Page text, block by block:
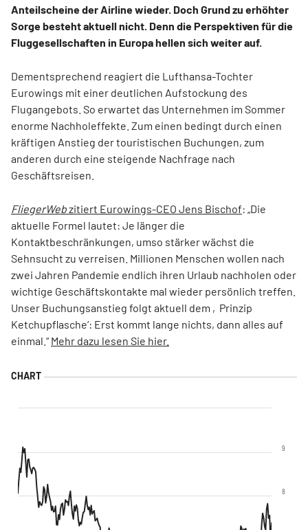
Anteilscheine der Airline wieder. Doch Grund zu erhöhter
Sorge besteht aktuell nicht. Denn die Perspektiven für die
Fluggesellschaften in Europa hellen sich weiter auf.
Dementsprechend reagiert die Lufthansa-Tochter
Eurowings mit einer deutlichen Aufstockung des
Flugangebots. So erwartet das Unternehmen im Sommer
enorme Nachholeffekte. Zum einen bedingt durch einen
kräftigen Anstieg der touristischen Buchungen, zum
anderen durch eine steigende Nachfrage nach
Geschäftsreisen.
FliegerWebzitiert Eurowings-CEO Jens Bischof: „Die
aktuelle Formel lautet: Je länger die
Kontaktbeschränkungen, umso stärker wächst die
Sehnsucht zu verreisen. Millionen Menschen wollen nach
zwei Jahren Pandemie endlich ihren Urlaub nachholen oder
wichtige Geschäftskontakte mal wieder persönlich treffen.
Unser Buchungsanstieg folgt aktuell dem ‚Prinzip
Ketchupflasche‘: Erst kommt lange nichts, dann alles auf
einmal.“ Mehr dazu lesen Sie hier.
8
9